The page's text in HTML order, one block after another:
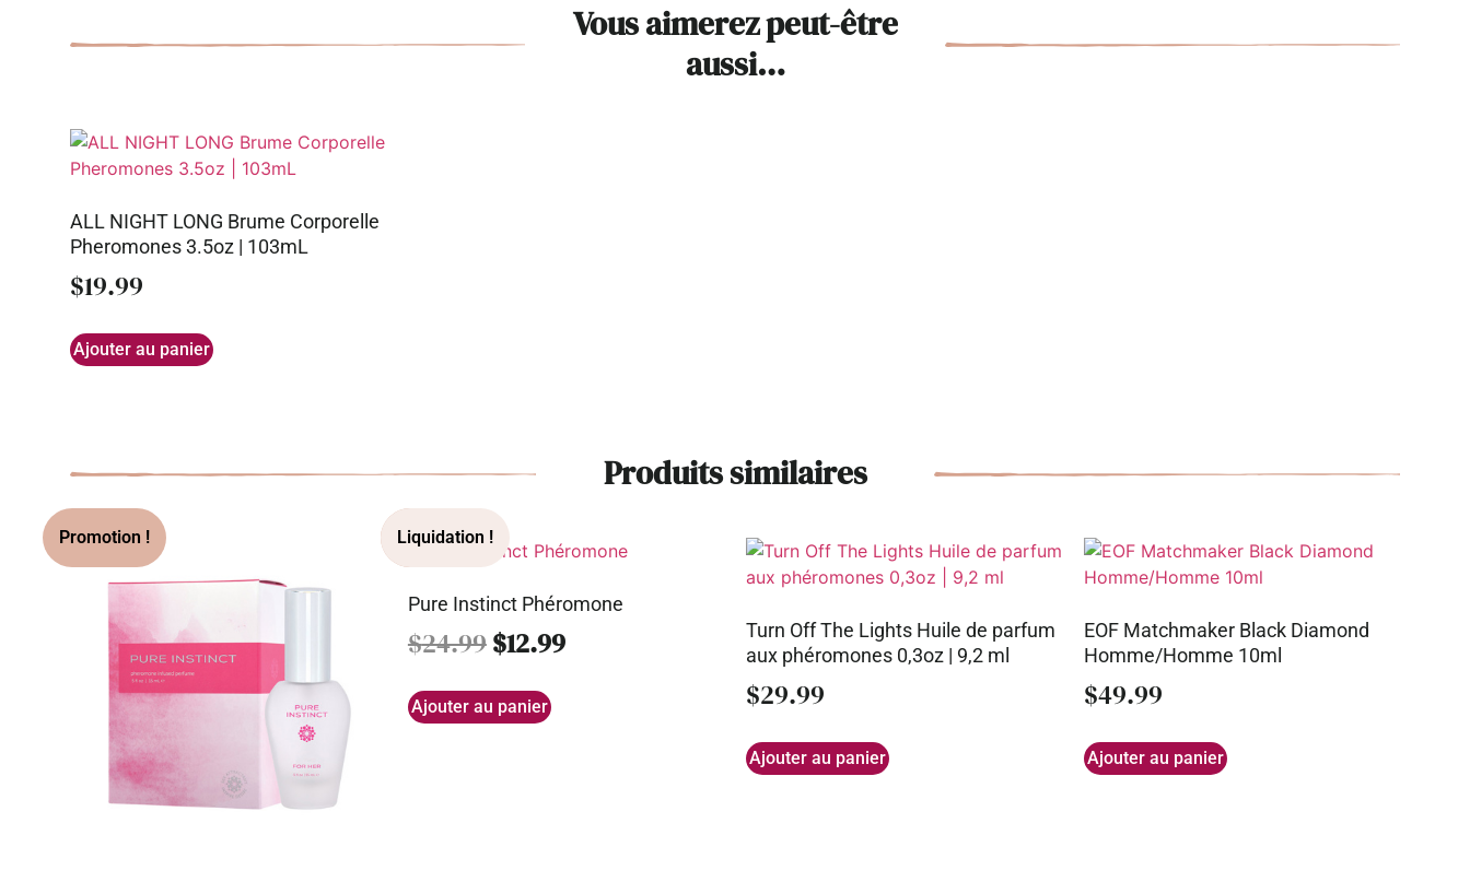
Vous aimerez peut-être
aussi…
ALL NIGHT LONG Brume Corporelle
Pheromones 3.5oz | 103mL
$19.99
Ajouter au panier
Produits similaires
Pure Instinct Phéromone
$24.99$12.99
Ajouter au panier
Turn Off The Lights Huile de parfum
aux phéromones 0,3oz | 9,2 ml
$29.99
Ajouter au panier
EOF Matchmaker Black Diamond
Homme/Homme 10ml
$49.99
Ajouter au panier